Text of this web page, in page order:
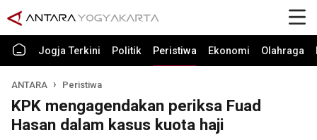
Jogja Terkini Politik Peristiwa Ekonomi Olahraga
ANTARA Peristiwa
KPK mengagendakan periksa Fuad
Hasan dalam kasus kuota haji